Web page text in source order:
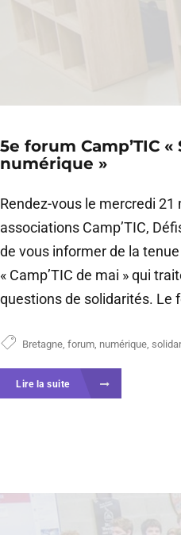
5e forum Camp’TIC
numérique »
Rendez-vous le mercredi
associations Camp’TIC,
de vous informer de la
« Camp’TIC de mai » qui
questions de solidarités. Le
Bretagne forum numérique
Lire la suite